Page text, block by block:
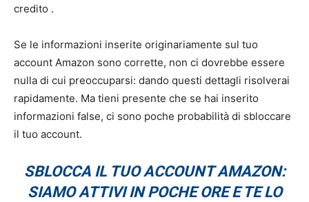
credito .
Se le informazioni inserite originariamente sul tuo
account Amazon sono corrette, non ci dovrebbe essere
nulla di cui preoccuparsi: dando questi dettagli risolverai
rapidamente. Ma tieni presente che se hai inserito
informazioni false, ci sono poche probabilità di sbloccare
il tuo account.
SBLOCCA IL TUO ACCOUNT AMAZON:
SIAMO ATTIVI IN POCHE ORE E TE LO